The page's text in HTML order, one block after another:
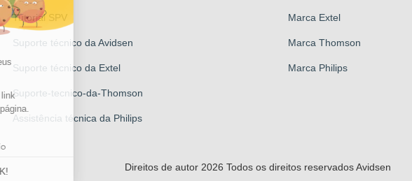
Tutorial SPV
Suporte técnico da Avidsen
Suporte técnico da Extel
Suporte-tecnico-da-Thomson
Assistência técnica da Philips
Marca Extel
Marca Thomson
Marca Philips
Direitos de autor 2026 Todos os direitos reservados Avidsen